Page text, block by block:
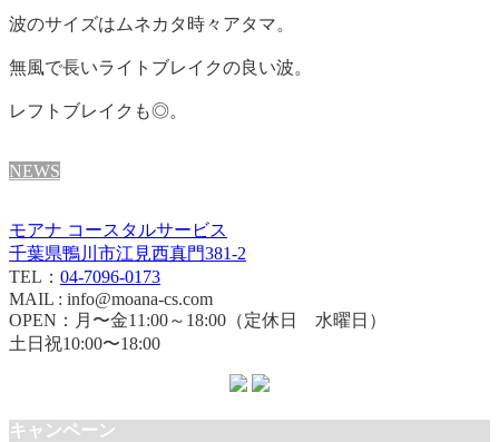
波のサイズはムネカタ時々アタマ。
無風で長いライトブレイクの良い波。
レフトブレイクも◎。
NEWS
モアナ コースタルサービス
千葉県鴨川市江見西真門381-2
TEL： 04-7096-0173
MAIL : info@moana-cs.com
OPEN：月〜金11:00～18:00（定休日 水曜日）
土日祝10:00〜18:00
キャンペーン